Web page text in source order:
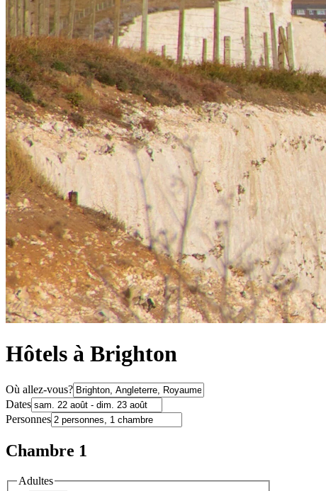
Hôtels à Brighton
Où allez-vous?
Dates
Personnes
Chambre 1
Adultes